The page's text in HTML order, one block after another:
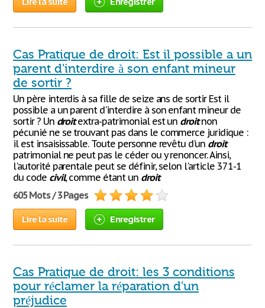
Cas Pratique de droit: Est il possible a un
parent d'interdire à son enfant mineur
de sortir ?
Un père interdis à sa fille de seize ans de sortir Est il
possible a un parent d'interdire à son enfant mineur de
sortir ? Un droitextra-patrimonial est un droitnon
pécunié ne se trouvant pas dans le commerce juridique :
il est insaisissable. Toute personne revêtu d'un droit
patrimonial ne peut pas le céder ou y renoncer. Ainsi,
l'autorité parentale peut se définir, selon l'article 371-1
du code civil, comme étant un droit
605 Mots / 3 Pages
Lire la suite Enregistrer
Cas Pratique de droit: les 3 conditions
pour réclamer la réparation d'un
préjudice